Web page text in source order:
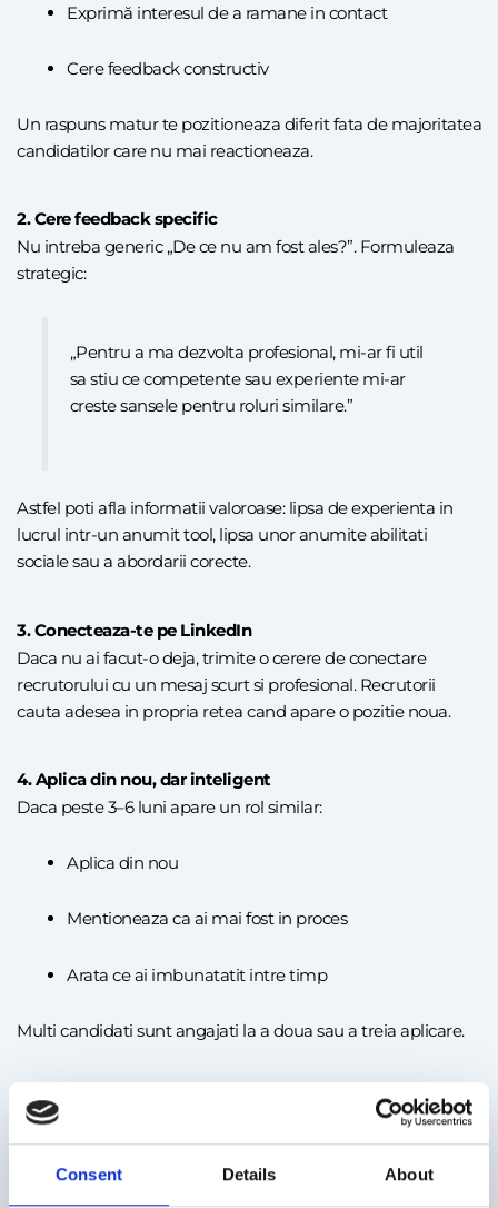
Consent Details About
Exprimă interesul de a ramane in contact
Cere feedback constructiv
Un raspuns matur te pozitioneaza diferit fata de majoritatea
candidatilor care nu mai reactioneaza.
2. Cere feedback specific
Nu intreba generic „De ce nu am fost ales?”. Formuleaza
strategic:
„Pentru a ma dezvolta profesional, mi-ar fi util
sa stiu ce competente sau experiente mi-ar
creste sansele pentru roluri similare.”
Astfel poti afla informatii valoroase: lipsa de experienta in
lucrul intr-un anumit tool, lipsa unor anumite abilitati
sociale sau a abordarii corecte.
3. Conecteaza-te pe LinkedIn
Daca nu ai facut-o deja, trimite o cerere de conectare
recrutorului cu un mesaj scurt si profesional. Recrutorii
cauta adesea in propria retea cand apare o pozitie noua.
4. Aplica din nou, dar inteligent
Daca peste 3–6 luni apare un rol similar:
Aplica din nou
Mentioneaza ca ai mai fost in proces
Arata ce ai imbunatatit intre timp
Multi candidati sunt angajati la a doua sau a treia aplicare.
Ce sa nu faci
Nu lua refuzul personal
Nu trimite mesaje emotionale